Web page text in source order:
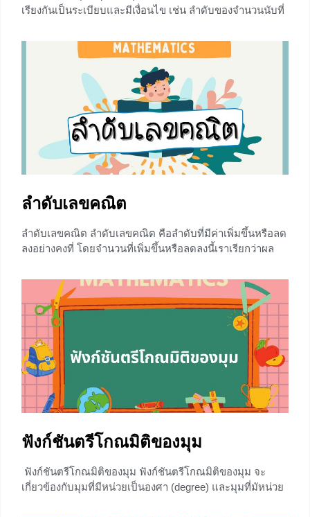
เรียงกันเป็นระเบียบและมีเงื่อนไข เช่น ลำดับของจำนวนนับที่
ตัวเลขเหล่านี้ เรียกว่า พจน์ ( Term ) เซตของลำดับจะเขีบย
แทนด้วย และเราจะเรียก ว่าพจน์ที่
ลำดับเลขคณิต
ลำดับเลขคณิต ลำดับเลขคณิต คือลำดับที่มีค่าเพิ่มขึ้นหรือลด
ลงอย่างคงที่ โดยจำนวนที่เพิ่มขึ้นหรือลดลงนี้เราเรียกว่าผล
ซ้าย การเขียนลำดับเราจะเขียนแทนด้วย โดยที่ คือพจน์
ทั่วไปหรือเรียกอีกอย่างว่า พจน์สุดท้ายนั่นเอง การหาพจน์
ทั่วไปของลำดับเลขคณิต พจน์ที่1 n = 1
ฟังก์ชันตรีโกณมิติของมุม
ฟังก์ชันตรีโกณมิติของมุม ฟังก์ชันตรีโกณมิติของมุม จะ
เกี่ยวข้องกับมุมที่มีหน่วยเป็นองศา (degree) และมุมที่มัหน่วย